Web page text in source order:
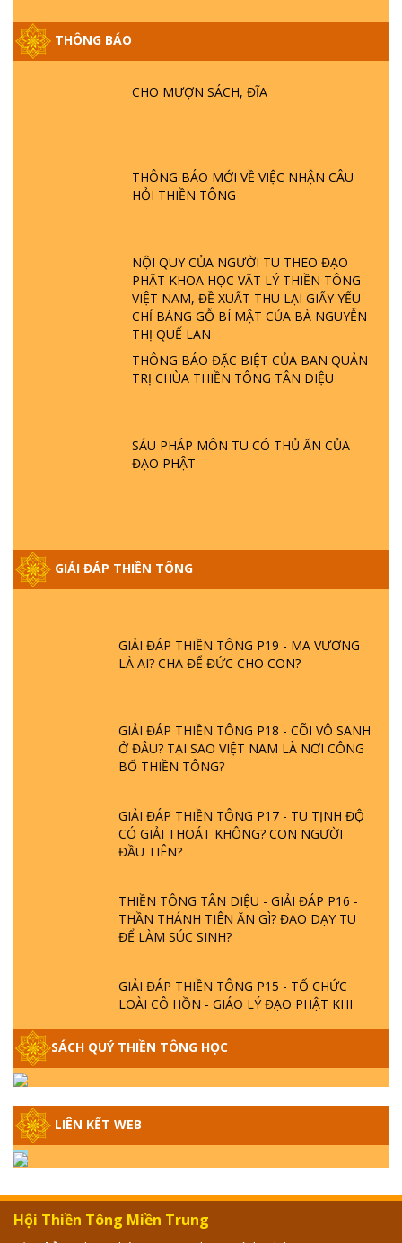
THÔNG BÁO
CHO MƯỢN SÁCH, ĐĨA
THÔNG BÁO MỚI VỀ VIỆC NHẬN CÂU
HỎI THIỀN TÔNG
NỘI QUY CỦA NGƯỜI TU THEO ĐẠO
PHẬT KHOA HỌC VẬT LÝ THIỀN TÔNG
VIỆT NAM, ĐỀ XUẤT THU LẠI GIẤY YẾU
CHỈ BẢNG GỖ BÍ MẬT CỦA BÀ NGUYỄN
THỊ QUẾ LAN
THÔNG BÁO ĐẶC BIỆT CỦA BAN QUẢN
TRỊ CHÙA THIỀN TÔNG TÂN DIỆU
SÁU PHÁP MÔN TU CÓ THỦ ẤN CỦA
ĐẠO PHẬT
GIẢI ĐÁP THIỀN TÔNG
GIẢI ĐÁP ĐẶC BIỆT P25 - SUỐT 49 NĂM
TTTD
GIẢI ĐÁP ĐẶC BIỆT P23 - THIÊN ĐÀNG Ở
GIẢI ĐÁP THIỀN TÔNG ĐẶC BIỆT P22 - TẠI
SAO TRÁI ĐẤT NHIỀU THIÊN TAI - LŨ LỤT
- HỎA HOẠN | TTTD
GIẢI ĐÁP THIỀN TÔNG ĐẶC BIỆT P21 - TẠI
GIẢI ĐÁP VỀ LỄ TIỄN THIỀN TÔNG SƯ
GIẢI ĐÁP THIỀN TÔNG ĐẶC BIỆT PHẦN 20
- BÁC NGUYỄN NHÂN LÀ AI? PHIỀN NÃO
LÀ AI? CHA ĐỂ ĐỨC CHO CON?
Ở ĐÂU? TẠI SAO VIỆT NAM LÀ NƠI CÔNG
BỐ THIỀN TÔNG?
CÓ GIẢI THOÁT KHÔNG? CON NGƯỜI
ĐẦU TIÊN?
THẦN THÁNH TIÊN ĂN GÌ? ĐẠO DẠY TU
ĐỂ LÀM SÚC SINH?
GIẢI ĐÁP THIỀN TÔNG P15 - TỔ CHỨC
LOÀI CÔ HỒN - GIÁO LÝ ĐẠO PHẬT KHI
NÀO XUẤT BẢN
GIẢI ĐÁP THIỀN TÔNG ĐẶC BIỆT - P14 -
GIẢI ĐÁP THIỀN TÔNG ĐẶC BIỆT - P13 -
GIẢI ĐÁP THIỀN TÔNG ĐẶC BIỆT - P12 -
SÁCH QUÝ THIỀN TÔNG HỌC
LIÊN KẾT WEB
Hội Thiền Tông Miền Trung